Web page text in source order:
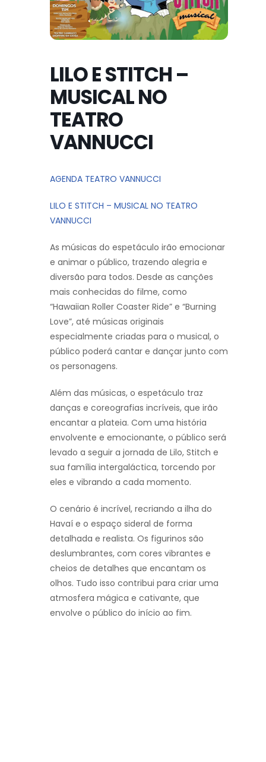
LILO E STITCH –
MUSICAL NO
TEATRO
VANNUCCI
AGENDA TEATRO VANNUCCI
LILO E STITCH – MUSICAL NO TEATRO
VANNUCCI
As músicas do espetáculo irão emocionar
e animar o público, trazendo alegria e
diversão para todos. Desde as canções
mais conhecidas do filme, como
“Hawaiian Roller Coaster Ride” e “Burning
Love”, até músicas originais
especialmente criadas para o musical, o
público poderá cantar e dançar junto com
os personagens.
Além das músicas, o espetáculo traz
danças e coreografias incríveis, que irão
encantar a plateia. Com uma história
envolvente e emocionante, o público será
levado a seguir a jornada de Lilo, Stitch e
sua família intergaláctica, torcendo por
eles e vibrando a cada momento.
O cenário é incrível, recriando a ilha do
Havaí e o espaço sideral de forma
detalhada e realista. Os figurinos são
deslumbrantes, com cores vibrantes e
cheios de detalhes que encantam os
olhos. Tudo isso contribui para criar uma
atmosfera mágica e cativante, que
envolve o público do início ao fim.